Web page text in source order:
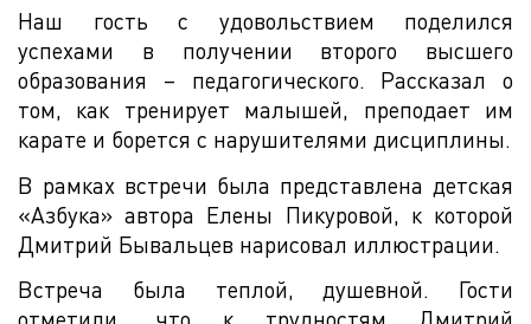
Наш гость с удовольствием поделился
успехами в получении второго высшего
образования – педагогического. Рассказал о
том, как тренирует малышей, преподает им
карате и борется с нарушителями дисциплины.
В рамках встречи была представлена детская
«Азбука» автора Елены Пикуровой, к которой
Дмитрий Бывальцев нарисовал иллюстрации.
Встреча была теплой, душевной. Гости